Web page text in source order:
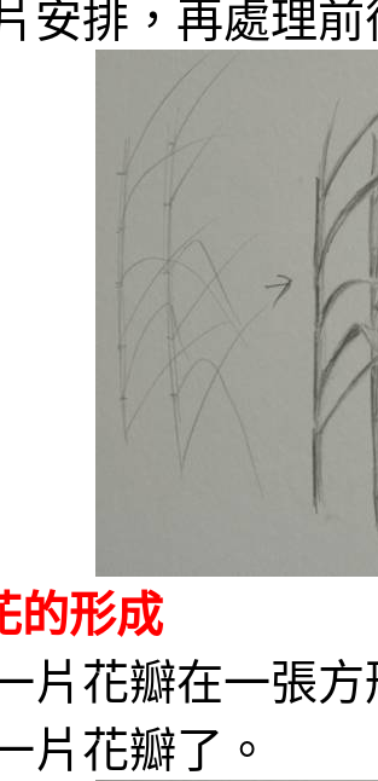
安排，再處理
的形成
片花瓣在一張
片花瓣了。